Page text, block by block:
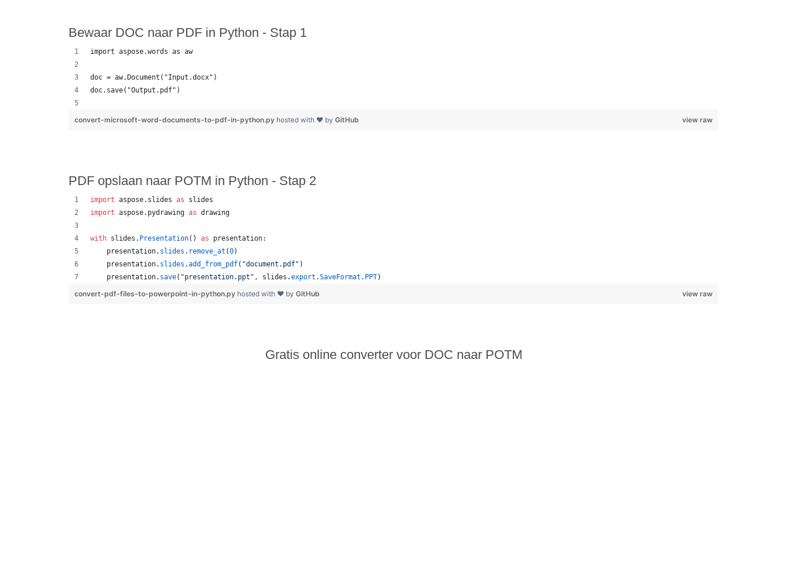
Bewaar DOC naar PDF in Python - Stap 1
import aspose.words as aw
doc = aw.Document("Input.docx")
doc.save("Output.pdf")
view raw
convert-microsoft-word-documents-to-pdf-in-python.py hosted with ❤ by GitHub
PDF opslaan naar POTM in Python - Stap 2
import aspose. slides as
slides
import aspose. pydrawing as drawing
with slides . Presentation() as presentation:
presentation. slides . remove_at (0)
presentation. slides .add_from_pdf( "document.pdf" )
presentation. save( "presentation.ppt" , slides .export .SaveFormat . PPT)
view raw
convert-pdf-files-to-powerpoint-in-python.py hosted with ❤ by GitHub
Gratis online converter voor DOC naar POTM